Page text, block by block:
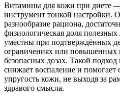
Витамины для кожи при диете —
инструмент тонкой настройки.
разнообразие рациона,
физиологическая доля
уместны при подтверждённых
ограничениях или повышенных
безопасных дозах. Такой подход
снижает воспаление и
упругость кожи, не выходя за
здравого смысла.